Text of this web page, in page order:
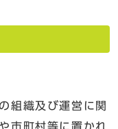
組織及び運営に関
市町村等に置かれ